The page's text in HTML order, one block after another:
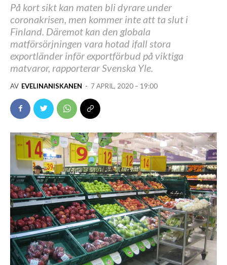
På kort sikt kan maten bli dyrare under
coronakrisen, men kommer inte att ta slut i
Finland. Däremot kan den globala
matförsörjningen vara hotad ifall stora
exportländer inför exportförbud på viktiga
matvaror, rapporterar Svenska Yle.
AV EVELINANISKANEN - 7 APRIL, 2020 – 19:00